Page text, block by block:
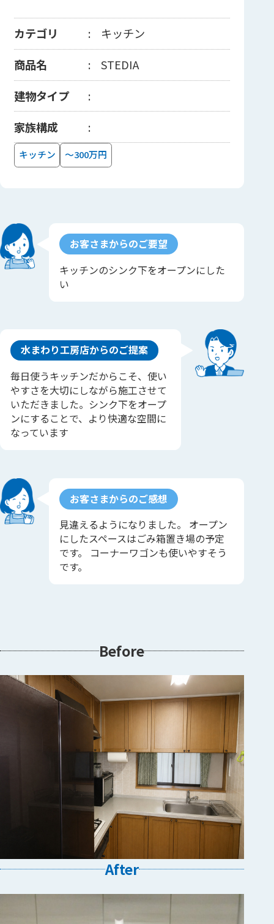
カテゴリ
キッチン
商品名
STEDIA
建物タイプ
家族構成
キッチン ～300万円
お客さまからのご要望
キッチンのシンク下をオープンにした
い
水まわり工房店からのご提案
毎日使うキッチンだからこそ、使い
やすさを大切にしながら施工させて
いただきました。シンク下をオープ
ンにすることで、より快適な空間に
なっています
お客さまからのご感想
見違えるようになりました。 オープン
にしたスペースはごみ箱置き場の予定
です。 コーナーワゴンも使いやすそう
です。
Before
After